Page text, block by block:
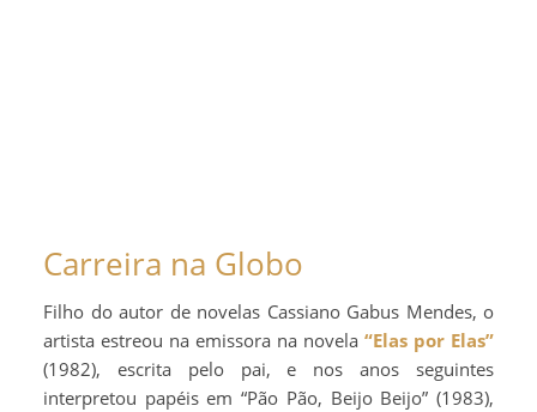
Carreira na Globo
Filho do autor de novelas Cassiano Gabus Mendes, o
artista estreou na emissora na novela “Elas por Elas”
(1982), escrita pelo pai, e nos anos seguintes
interpretou papéis em “Pão Pão, Beijo Beijo” (1983),